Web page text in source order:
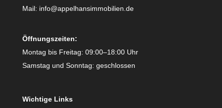
Mail: info@appelhansimmobilien.de
Öffnungszeiten:
Montag bis Freitag: 09:00–18:00 Uhr
Samstag und Sonntag: geschlossen
Wichtige Links